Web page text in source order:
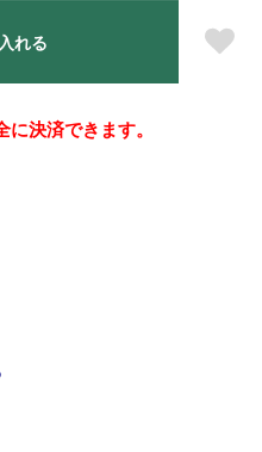
れる
決済できます。